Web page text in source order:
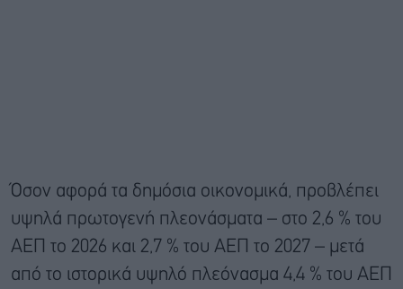
Όσον αφορά τα δημόσια οικονομικά, προβλέπει
υψηλά πρωτογενή πλεονάσματα – στο 2,6 % του
ΑΕΠ το 2026 και 2,7 % του ΑΕΠ το 2027 – μετά
από το ιστορικά υψηλό πλεόνασμα 4,4 % του ΑΕΠ